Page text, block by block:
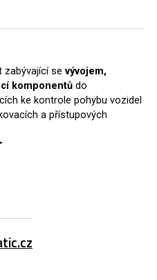
se vývojem,
komponentů do
ke kontrole pohybu vozidel
a přístupových